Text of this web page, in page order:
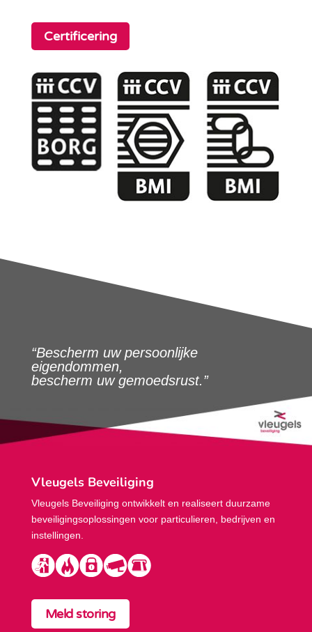
Certificering
“Bescherm uw persoonlijke
eigendommen,
bescherm uw gemoedsrust.”
Vleugels Beveiliging
Vleugels Beveiliging ontwikkelt en realiseert duurzame
beveiligings­oplossingen voor particulieren, bedrijven en
instellingen.
Meld storing